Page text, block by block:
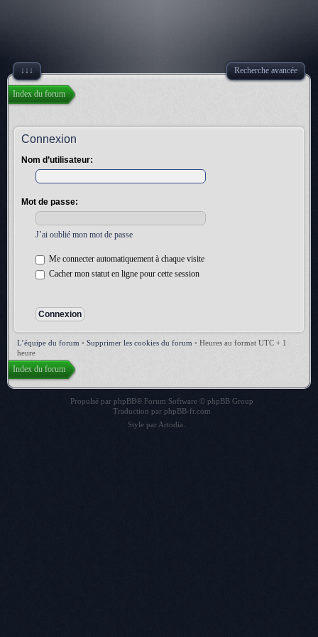
↓↓↓ Recherche avancée
Index du forum
Connexion
Nom d’utilisateur:
Mot de passe:
J’ai oublié mon mot de passe
Me connecter automatiquement à chaque visite
Cacher mon statut en ligne pour cette session
L’équipe du forum • Supprimer les cookies du forum • Heures au format UTC + 1
heure
Index du forum
Propulsé par phpBB® Forum Software © phpBB Group
Traduction par phpBB-fr.com
Style par Artodia